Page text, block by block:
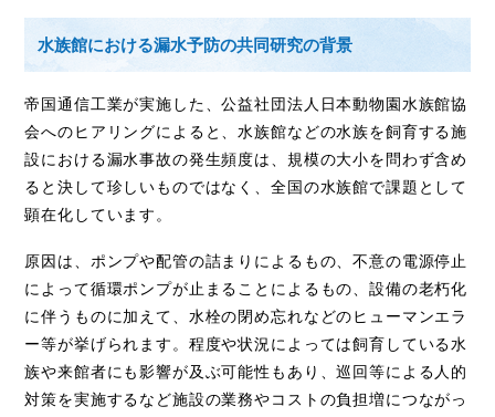
水族館における漏水予防の共同研究の背景
帝国通信工業が実施した、公益社団法人日本動物園水族館協
会へのヒアリングによると、水族館などの水族を飼育する施
設における漏水事故の発生頻度は、規模の大小を問わず含め
ると決して珍しいものではなく、全国の水族館で課題として
顕在化しています。
原因は、ポンプや配管の詰まりによるもの、不意の電源停止
によって循環ポンプが止まることによるもの、設備の老朽化
に伴うものに加えて、水栓の閉め忘れなどのヒューマンエラ
ー等が挙げられます。程度や状況によっては飼育している水
族や来館者にも影響が及ぶ可能性もあり、巡回等による人的
対策を実施するなど施設の業務やコストの負担増につながっ